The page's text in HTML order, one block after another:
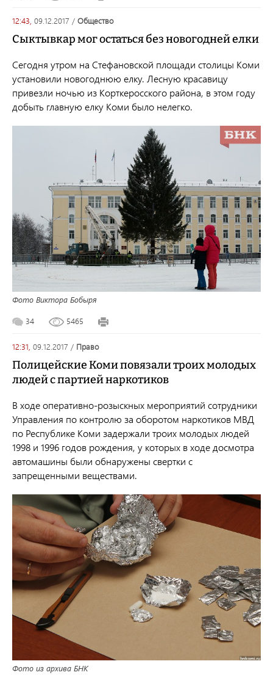
12:43, 09.12.2017 / общество
Сыктывкар мог остаться без новогодней елки
Сегодня утром на Стефановской площади столицы Коми
установили новогоднюю елку. Лесную красавицу
привезли ночью из Корткеросского района, в этом году
добыть главную елку Коми было нелегко.
Фото Виктора Бобыря
34 5465
12:31, 09.12.2017 / право
Полицейские Коми повязали троих молодых
людей с партией наркотиков
В ходе оперативно-розыскных мероприятий сотрудники
Управления по контролю за оборотом наркотиков МВД
по Республике Коми задержали троих молодых людей
1998 и 1996 годов рождения, у которых в ходе досмотра
автомашины были обнаружены свертки с
запрещенными веществами.
Фото из архива БНК